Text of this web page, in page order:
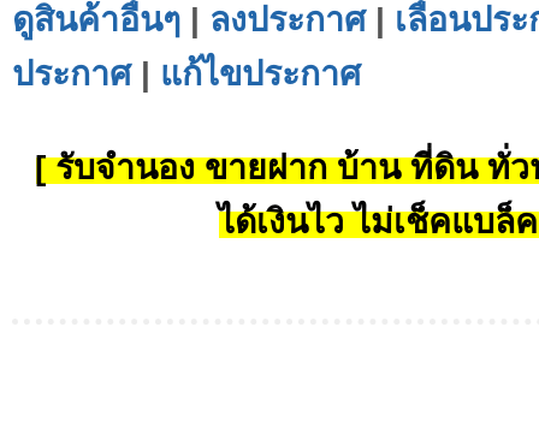
ดูสินค้าอื่นๆ | ลงประกาศ| เลื่อนปร
ประกาศ| แก้ไขประกาศ
[ รับจำนอง ขายฝาก บ้าน ที่ดิน ทั่ว
ได้เงินไว ไม่เช็คแบล็